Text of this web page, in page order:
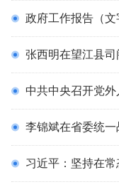
政府工作报告（文
张西明在望江县司阁村调研指导时强调：珍惜巩
中共中央召开党外人士座
李锦斌在省委统一战线工作领导小组2020年第一次全体会议上强调 聚焦统筹“
习近平：坚持在常态化疫情防